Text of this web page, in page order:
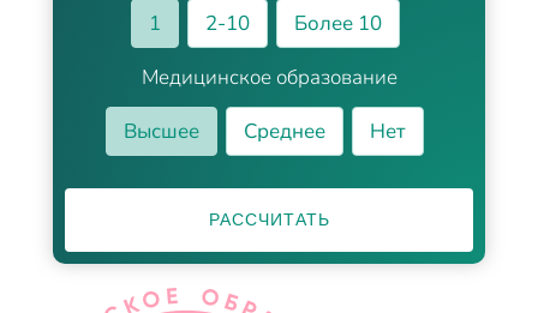
1
2-10
Более 10
Медицинское образование
Высшее
Среднее Нет
РАССЧИТАТЬ